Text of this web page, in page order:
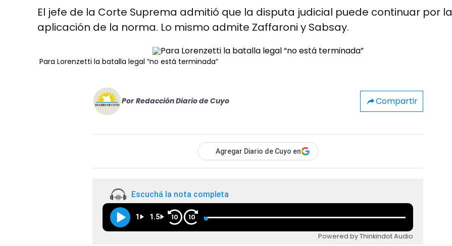
El jefe de la Corte Suprema admitió que la disputa judicial puede continuar por la
aplicación de la norma. Lo mismo admite Zaffaroni y Sabsay.
Para Lorenzetti la batalla legal “no está terminada”
Por Redacción Diario de Cuyo Compartir
Agregar Diario de Cuyo en
Escuchá la nota completa
1 1.5 10 10
Powered by Thinkindot Audio